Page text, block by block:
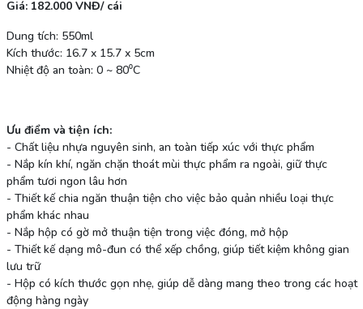
Giá: 182.000 VNĐ/ cái
Dung tích: 550ml
Kích thước: 16.7 x 15.7 x 5cm
Nhiệt độ an toàn: 0 ~ 80⁰C
Ưu điểm và tiện ích:
- Chất liệu nhựa nguyên sinh, an toàn tiếp xúc với thực phẩm
- Nắp kín khí, ngăn chặn thoát mùi thực phẩm ra ngoài, giữ thực
phẩm tươi ngon lâu hơn
- Thiết kế chia ngăn thuận tiện cho việc bảo quản nhiều loại thực
phẩm khác nhau
- Nắp hộp có gờ mở thuận tiện trong việc đóng, mở hộp
- Thiết kế dạng mô-đun có thể xếp chồng, giúp tiết kiệm không gian
lưu trữ
- Hộp có kích thước gọn nhẹ, giúp dễ dàng mang theo trong các hoạt
động hàng ngày